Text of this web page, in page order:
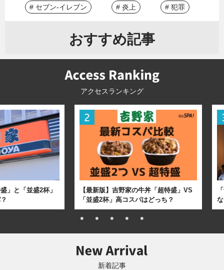
# セブン-イレブン # 炎上 # 犯罪
おすすめ記事
アクセスランキング
」と「並盛2杯」
【最新版】吉野家の牛丼「超特盛」VS
「並盛2杯」高コスパはどっち？
新着記事